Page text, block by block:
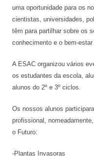
uma oportunidade para os
cientistas, universidades,
têm para partilhar sobre os
conhecimento e o bem-estar
A ESAC organizou vários
os estudantes da escola,
alunos do 2º e 3º ciclos.
Os nossos alunos
profissional,
o Futuro:
-Plantas Invasoras